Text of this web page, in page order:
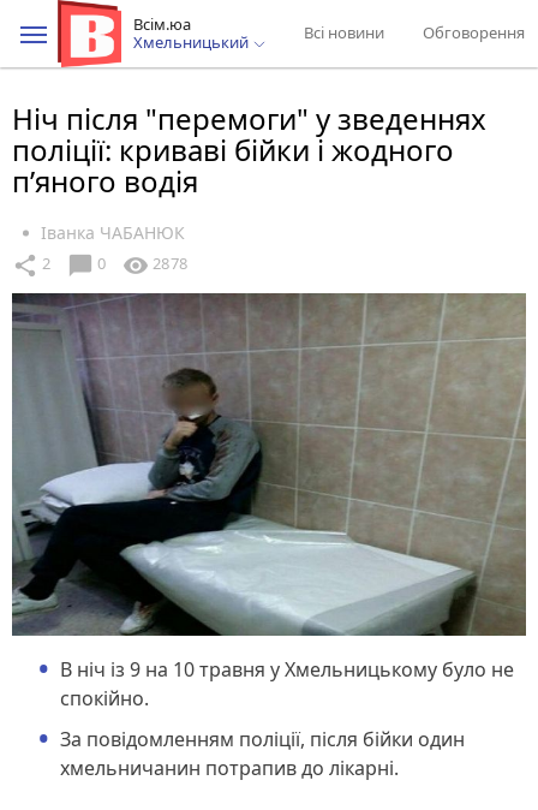
Всім.юа
Хмельницький
Всі новини Обговорення
Ніч після "перемоги" у зведеннях
поліції: криваві бійки і жодного
п’яного водія
Іванка ЧАБАНЮК
share 2 chat_bubble 0 visibility 2878
В ніч із 9 на 10 травня у Хмельницькому було не
спокійно.
За повідомленням поліції, після бійки один
хмельничанин потрапив до лікарні.